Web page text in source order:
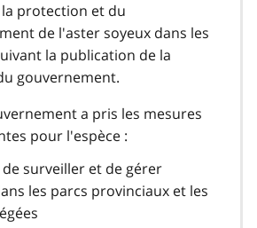
la protection et du
de l'aster soyeux dans les
la publication de la
gouvernement.
a pris les mesures
pour l'espèce :
surveiller et de gérer
les parcs provinciaux et les